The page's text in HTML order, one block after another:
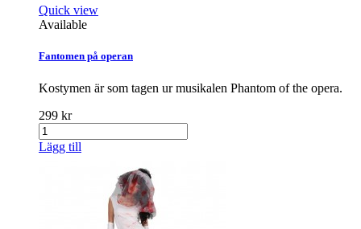
Quick view
Available
Fantomen på operan
Kostymen är som tagen ur musikalen Phantom of the opera.
299 kr
Lägg till